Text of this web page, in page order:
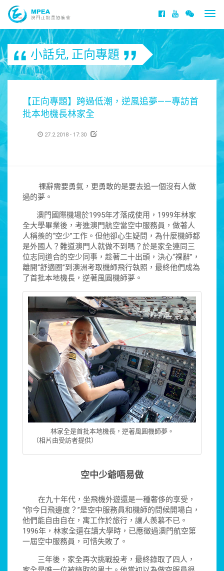
小話兒, 正向專題
【正向專題】跨過低潮，逆風追夢——專訪首
批本地機長林家全
27.2.2018 - 17:30
祼辭需要勇氣，更勇敢的是要去追一個沒有人做
過的夢。
澳門國際機場於1995年才落成使用，1999年林家
全大學畢業後，考進澳門航空當空中服務員，做著人
人稱羨的“空少”工作。但他卻心生疑問，為什麼機師都
是外國人？難道澳門人就做不到嗎？於是家全連同三
位志同道合的空少同事，趁著二十出頭，決心“祼辭”，
離開“舒適圈”到澳洲考取機師飛行執照，最終他們成為
了首批本地機長，逆著風圓機師夢。
林家全是首批本地機長，逆著風圓機師夢。
（相片由受訪者提供）
空中少爺唔易做
在九十年代，坐飛機外遊還是一種奢侈的享受，
“你今日飛邊度？”是空中服務員和機師的問候開場白，
他們能自由自在，寓工作於旅行，讓人羨慕不已。
1996年，林家全還在讀大學時，已應徵過澳門航空第
一屆空中服務員，可惜失敗了。
三年後，家全再次挑戰投考，最終錄取了四人，